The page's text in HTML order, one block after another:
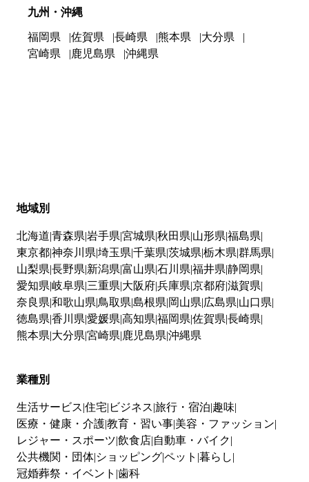
九州・沖縄
福岡県 佐賀県 長崎県 熊本県
大分県
宮崎県
鹿児島県 沖縄県
地域別
北海道 青森県 岩手県 宮城県 秋田県 山形県 福島県
東京都神奈川県 埼玉県 千葉県 茨城県 栃木県 群馬県
山梨県 長野県 新潟県 富山県 石川県 福井県 静岡県
愛知県 岐阜県 三重県 大阪府兵庫県 京都府滋賀県
奈良県 和歌山県 鳥取県 島根県 岡山県 広島県 山口県
徳島県 香川県 愛媛県 高知県 福岡県 佐賀県 長崎県
熊本県 大分県 宮崎県 鹿児島県 沖縄県
業種別
生活サービス 住宅 ビジネス 旅行・宿泊 趣味
医療・健康・介護教育・習い事 美容・ファッション
レジャー・スポーツ 飲食店 自動車・バイク
公共機関・団体 ショッピングペット 暮らし
冠婚葬祭・イベント 歯科